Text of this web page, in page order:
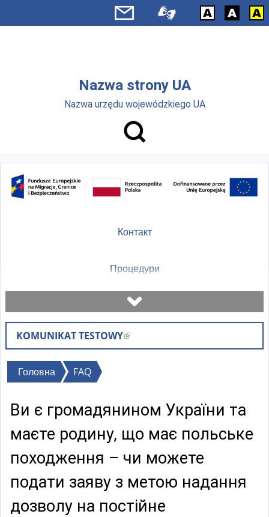
Перейти до основного вмісту
Nazwa strony UA
Nazwa urzędu wojewódzkiego UA
Контакт
Процедури
Записатися на візит
Перевірити стан справи
Оплати
Найчастіші питання (FAQ)
Пояснення
KOMUNIKAT TESTOWY(
l
i
s
x
r
Ви
тут
Головна FAQ
Ви є громадянином України та
маєте родину, що має польське
походження – чи можете
подати заяву з метою надання
дозволу на постійне